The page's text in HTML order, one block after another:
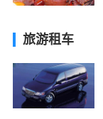
旅游租车